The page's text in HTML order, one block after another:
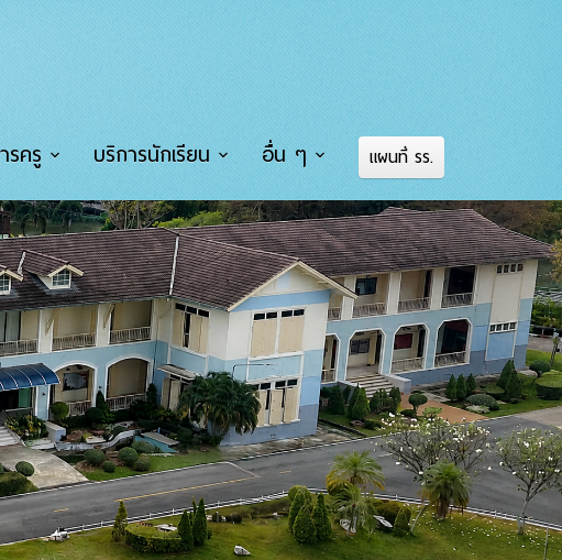
รครู บริการนักเรียน อื่น ๆ แผนที่ รร.